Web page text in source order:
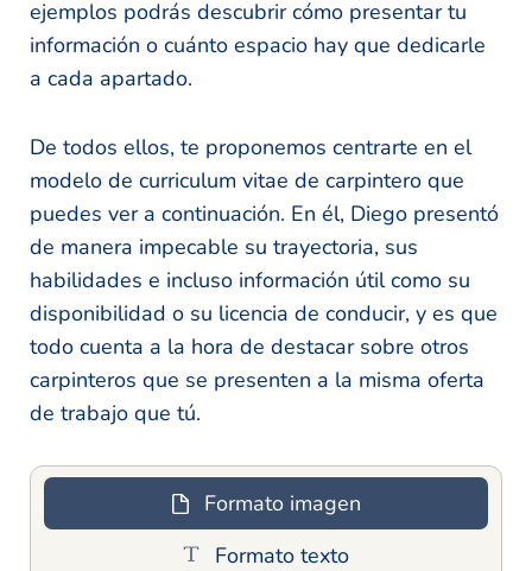
ejemplos podrás descubrir cómo presentar tu
información o cuánto espacio hay que dedicarle
a cada apartado.
De todos ellos, te proponemos centrarte en el
modelo de curriculum vitae de carpintero que
puedes ver a continuación. En él, Diego presentó
de manera impecable su trayectoria, sus
habilidades e incluso información útil como su
disponibilidad o su licencia de conducir, y es que
todo cuenta a la hora de destacar sobre otros
carpinteros que se presenten a la misma oferta
de trabajo que tú.
Formato imagen
Formato texto